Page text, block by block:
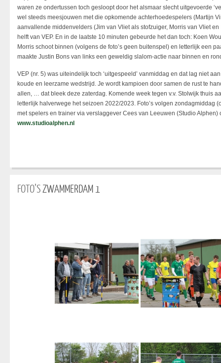
waren ze ondertussen toch gesloopt door het alsmaar slecht uitgevoerde
wel steeds meesjouwen met die opkomende achterhoedespelers (Martijn
aanvallende middenvelders (Jim van Vliet als stofzuiger, Morris van Vliet
helft van VEP. En in de laatste 10 minuten gebeurde het dan toch: Koen
Morris schoot binnen (volgens de foto’s geen buitenspel) en letterlijk een
maakte Justin Bons van links een geweldig slalom-actie naar binnen en
VEP (nr. 5) was uiteindelijk toch ‘uitgespeeld’ vanmiddag en dat lag niet
koude en leerzame wedstrijd. Je wordt kampioen door samen de rust te
allen, … dat bleek deze zaterdag. Komende week tegen v.v. Stolwijk thuis
letterlijk halverwege het seizoen 2022/2023. Foto’s volgen zondagmiddag
met spelers en trainer via verslaggever Cees van Leeuwen (Studio Alphen)
www.studioalphen.nl
FOTO’SZWAMMERDAM 1